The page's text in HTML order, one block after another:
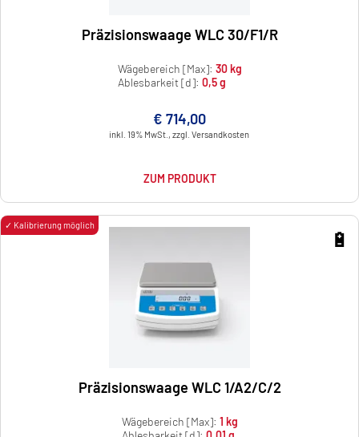
Präzisionswaage WLC 30/F1/R
Wägebereich [Max]: 30 kg
Ablesbarkeit [d]: 0,5 g
€ 714,00
inkl. 19% MwSt., zzgl. Versandkosten
ZUM PRODUKT
✓ Kalibrierung möglich
🔋
Präzisionswaage WLC 1/A2/C/2
Wägebereich [Max]: 1 kg